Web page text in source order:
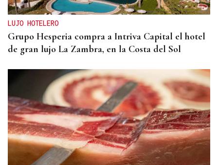
LUJO HOTELERO
Grupo Hesperia compra a Intriva Capital el hotel
de gran lujo La Zambra, en la Costa del Sol